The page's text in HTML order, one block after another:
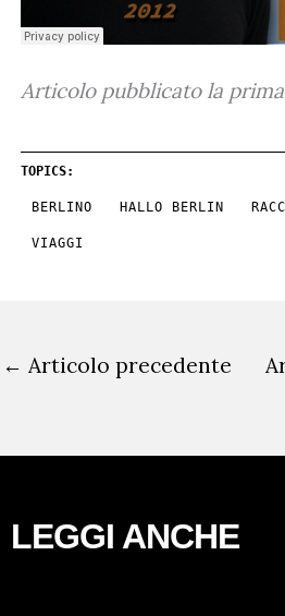
Articolo pubblicato la
TOPICS:
BERLINO HALLO BERLIN
VIAGGI
← Articolo precedente
LEGGI ANCHE